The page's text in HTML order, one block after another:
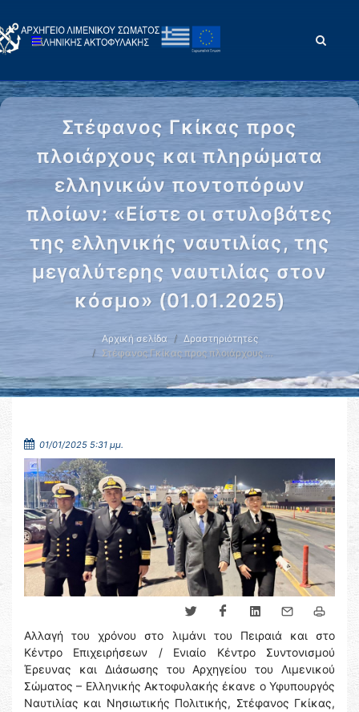
Στέφανος Γκίκας προς
πλοιάρχους και πληρώματα
ελληνικών ποντοπόρων
πλοίων: «Είστε οι στυλοβάτες
της ελληνικής ναυτιλίας, της
μεγαλύτερης ναυτιλίας στον
κόσμο» (01.01.2025)
Αρχική σελίδα
Δραστηριότητες
Στέφανος Γκίκας προς πλοιάρχους …
01/01/2025 5:31 μμ.
Αλλαγή του χρόνου στο λιμάνι του Πειραιά και στο
Κέντρο Επιχειρήσεων / Ενιαίο Κέντρο Συντονισμού
Έρευνας και Διάσωσης του Αρχηγείου του Λιμενικού
Σώματος – Ελληνικής Ακτοφυλακής έκανε ο Υφυπουργός
Ναυτιλίας και Νησιωτικής Πολιτικής, Στέφανος Γκίκας,